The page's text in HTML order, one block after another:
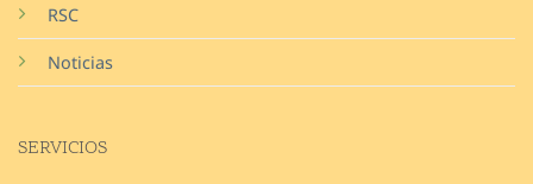
RSC
Noticias
SERVICIOS